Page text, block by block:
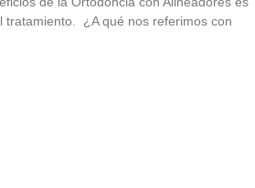
tratamiento. ¿A qué nos referimos con